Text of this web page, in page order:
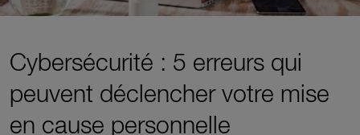
Cybersécurité : 5 erreurs qui
peuvent déclencher votre mise
en cause personnelle